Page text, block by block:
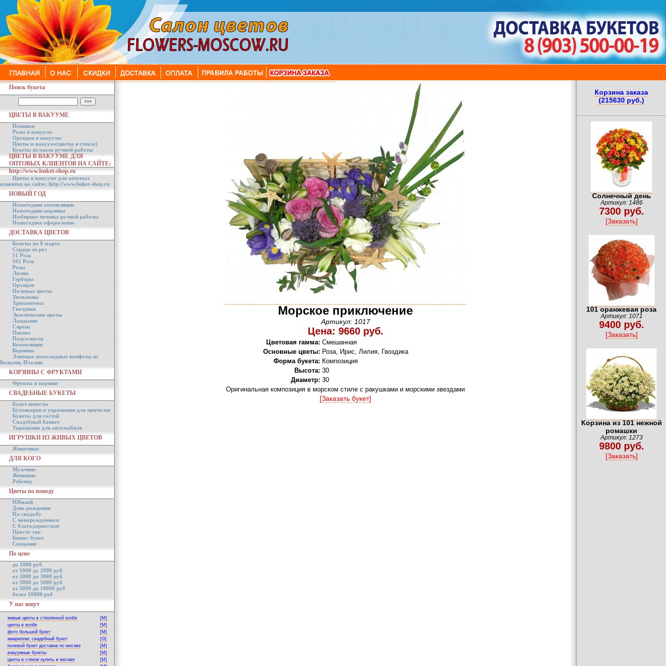
Поиск букета
ЦВЕТЫ В ВАКУУМЕ
Новинки
Розы в вакууме
Орхидеи в вакууме
Цветы в вакууме(цветы в стекле)
Букеты из мыла ручной работы
ЦВЕТЫ В ВАКУУМЕ ДЛЯ
ОПТОВЫХ КЛИЕНТОВ НА САЙТЕ:
http://www.buket-shop.ru
Цветы в вакууме для оптовых
клиентов на сайте: http://www.buket-shop.ru
НОВЫЙ ГОД
Новогодние композиции
Новогодние корзины
Имбирное печенье ручной работы
Новогоднее оформление
ДОСТАВКА ЦВЕТОВ
Букеты на 8 марта
Сердца из роз
51 Роза
101 Роза
Розы
Лилии
Герберы
Орхидеи
Полевые цветы
Тюльпаны
Хризантемы
Гвоздики
Экзотические цветы
Ландыши
Сирень
Пионы
Подсолнухи
Композиции
Корзины
Элитные шоколадные конфеты из
Бельгии, Италии.
КОРЗИНЫ С ФРУКТАМИ
Фрукты в корзине
СВАДЕБНЫЕ БУКЕТЫ
Букет невесты
Бутоньерки и украшения для прически
Букеты для гостей
Свадебный банкет
Украшение для автомобиля
ИГРУШКИ ИЗ ЖИВЫХ ЦВЕТОВ
Животные
ДЛЯ КОГО
Мужчине
Женщине
Ребенку
Цветы по поводу
Юбилей
День рождения
На свадьбу
С новорожденным
С благодарностью
Просто так
Бизнес букет
Свидание
По цене
до 1000 руб
от 1000 до 2000 руб
от 2000 до 3000 руб
от 3000 до 5000 руб
от 5000 до 10000 руб
более 10000 руб
У нас ищут
живые цветы в стеклянной колбе
[M]
цветы в колбе
[M]
фото большой букет
[M]
амариллис свадебный букет
[G]
полевой букет доставка по москве
[M]
вакуумные букеты
[M]
цветы в стекле купить в москве
[M]
Морское приключение
Артикул: 1017
Цена: 9660 руб.
Цветовая гамма: Смешанная
Основные цветы: Роза, Ирис, Лилия, Гвоздика
Форма букета: Композиция
Высота: 30
Диаметр: 30
Оригинальная композиция в морском стиле с ракушками и морскими звездами
[Заказать букет]
Корзина заказа
(215630 руб.)
Солнечный день
Артикул: 1486
7300 руб.
[Заказать]
101 оранжевая роза
Артикул: 1071
9400 руб.
[Заказать]
Корзина из 101 нежной
ромашки
Артикул: 1273
9800 руб.
[Заказать]